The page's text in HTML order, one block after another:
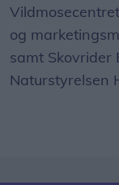
og
samt Skovrider
Naturstyrelsen